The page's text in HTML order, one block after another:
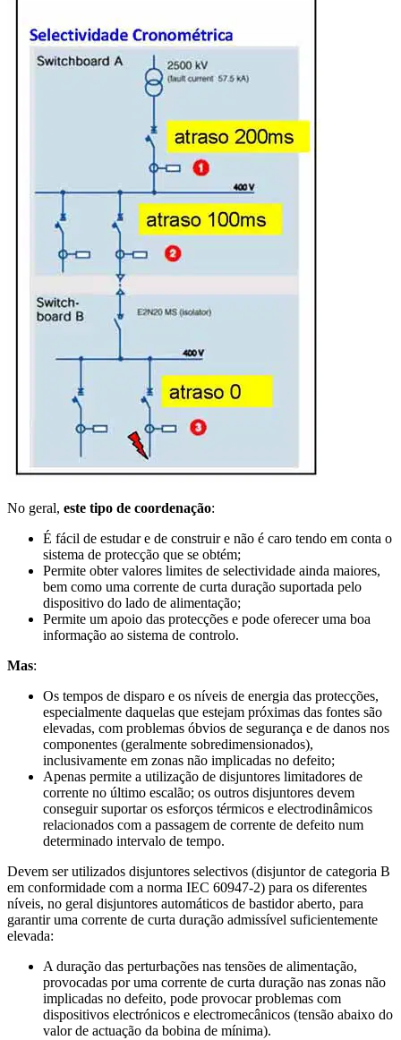
No geral, este tipo de coordenação:
É fácil de estudar e de construir e não é caro tendo em conta o
sistema de protecção que se obtém;
Permite obter valores limites de selectividade ainda maiores,
bem como uma corrente de curta duração suportada pelo
dispositivo do lado de alimentação;
Permite um apoio das protecções e pode oferecer uma boa
informação ao sistema de controlo.
Mas:
Os tempos de disparo e os níveis de energia das protecções,
especialmente daquelas que estejam próximas das fontes são
elevadas, com problemas óbvios de segurança e de danos nos
componentes (geralmente sobredimensionados),
inclusivamente em zonas não implicadas no defeito;
Apenas permite a utilização de disjuntores limitadores de
corrente no último escalão; os outros disjuntores devem
conseguir suportar os esforços térmicos e electrodinâmicos
relacionados com a passagem de corrente de defeito num
determinado intervalo de tempo.
Devem ser utilizados disjuntores selectivos (disjuntor de categoria B
em conformidade com a norma IEC 60947-2) para os diferentes
níveis, no geral disjuntores automáticos de bastidor aberto, para
garantir uma corrente de curta duração admissível suficientemente
elevada:
A duração das perturbações nas tensões de alimentação,
provocadas por uma corrente de curta duração nas zonas não
implicadas no defeito, pode provocar problemas com
dispositivos electrónicos e electromecânicos (tensão abaixo do
valor de actuação da bobina de mínima).